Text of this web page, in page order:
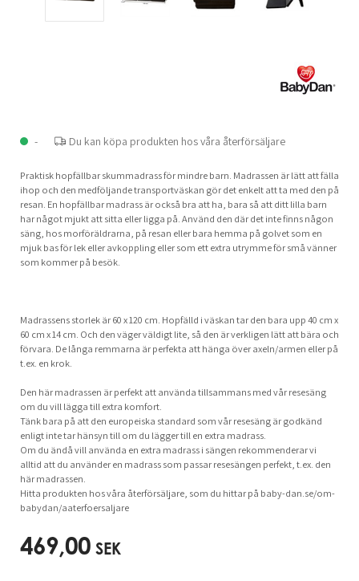
- Du kan köpa produkten hos våra återförsäljare
Praktisk hopfällbar skummadrass för mindre barn. Madrassen är lätt att fälla
ihop och den medföljande transportväskan gör det enkelt att ta med den på
resan. En hopfällbar madrass är också bra att ha, bara så att ditt lilla barn
har något mjukt att sitta eller ligga på. Använd den där det inte finns någon
säng, hos morföräldrarna, på resan eller bara hemma på golvet som en
mjuk bas för lek eller avkoppling eller som ett extra utrymme för små vänner
som kommer på besök.
Madrassens storlek är 60 x 120 cm. Hopfälld i väskan tar den bara upp 40 cm x
60 cm x 14 cm. Och den väger väldigt lite, så den är verkligen lätt att bära och
förvara. De långa remmarna är perfekta att hänga över axeln/armen eller på
t.ex. en krok.
Den här madrassen är perfekt att använda tillsammans med vår resesäng
om du vill lägga till extra komfort.
Tänk bara på att den europeiska standard som vår resesäng är godkänd
enligt inte tar hänsyn till om du lägger till en extra madrass.
Om du ändå vill använda en extra madrass i sängen rekommenderar vi
alltid att du använder en madrass som passar resesängen perfekt, t.ex. den
här madrassen.
Hitta produkten hos våra återförsäljare, som du hittar på baby-dan.se/om-
babydan/aaterfoersaljare
469,00 SEK